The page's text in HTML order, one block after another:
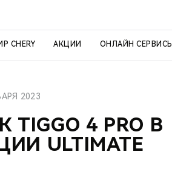
CHERY АКЦИИ ОНЛАЙН СЕРВИСЫ
4 PRO В
ULTIMATE
2023